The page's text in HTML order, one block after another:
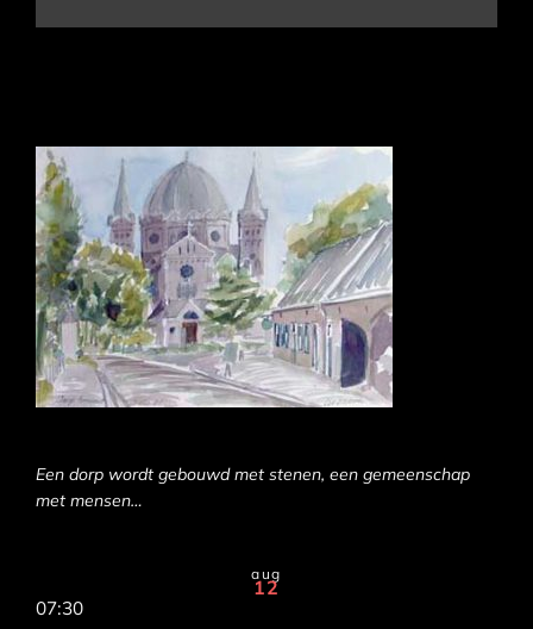
Een dorp wordt gebouwd met stenen, een gemeenschap
met mensen…
aug
12
07:30